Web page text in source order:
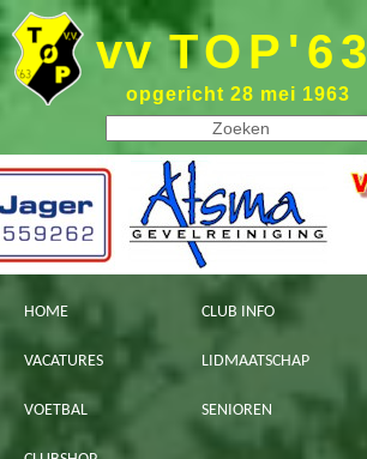
vv TOP'63
opgericht 28 mei 1963
HOME CLUB INFO
VACATURES LIDMAATSCHAP
VOETBAL SENIOREN